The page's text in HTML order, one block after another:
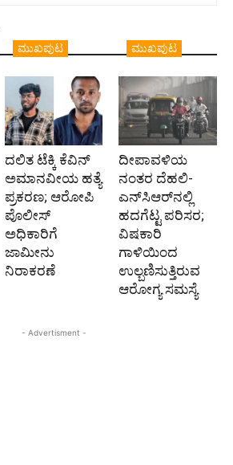
ಮುಖಪುಟ
ದಲಿತ ಟೆಕ್ಕಿ ಕೆವಿನ್
ಅಮಾನವೀಯ ಹತ್ಯೆ
ಪ್ರಕರಣ; ಆರೋಪಿ
ಪೊಲೀಸ್‌
ಅಧಿಕಾರಿಗೆ
ಜಾಮೀನು
ನಿರಾಕರಣೆ
ಮುಖಪುಟ
ದೀಪಾವಳಿಯ
ನಂತರ ದೆಹಲಿ-
ಎನ್‌ಸಿಆರ್‌ನಲ್ಲಿ
ಹದಗೆಟ್ಟ ಪರಿಸರ;
ವಿಷಕಾರಿ
ಗಾಳಿಯಿಂದ
ಉಲ್ಬಣಿಸುತ್ತಿರುವ
ಆರೋಗ್ಯ ಸಮಸ್ಯೆ
- Advertisment -